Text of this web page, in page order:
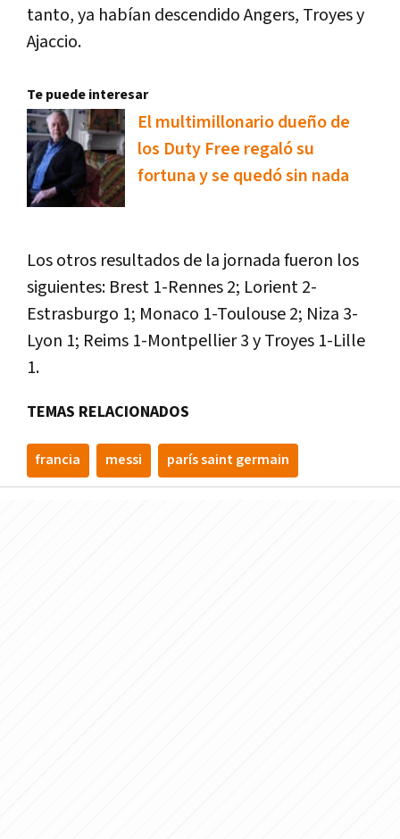
tanto, ya habían descendido Angers, Troyes y
Ajaccio.
Te puede interesar
El multimillonario dueño de
los Duty Free regaló su
fortuna y se quedó sin nada
Los otros resultados de la jornada fueron los
siguientes: Brest 1-Rennes 2; Lorient 2-
Estrasburgo 1; Monaco 1-Toulouse 2; Niza 3-
Lyon 1; Reims 1-Montpellier 3 y Troyes 1-Lille
1.
TEMAS RELACIONADOS
francia messi parís saint germain